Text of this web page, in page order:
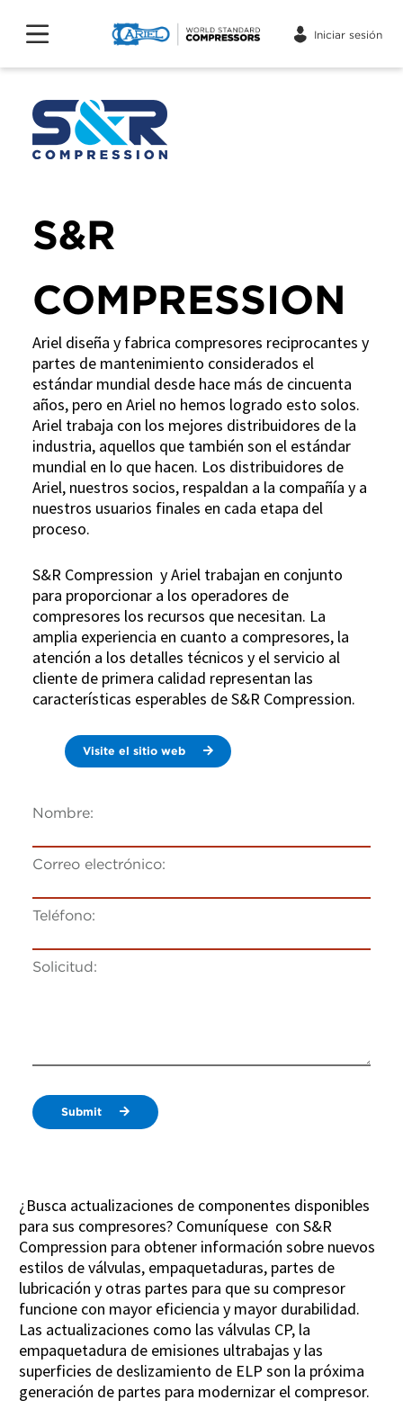
Iniciar sesión
S&R
COMPRESSION
Ariel diseña y fabrica compresores reciprocantes y
partes de mantenimiento considerados el
estándar mundial desde hace más de cincuenta
años, pero en Ariel no hemos logrado esto solos.
Ariel trabaja con los mejores distribuidores de la
industria, aquellos que también son el estándar
mundial en lo que hacen. Los distribuidores de
Ariel, nuestros socios, respaldan a la compañía y a
nuestros usuarios finales en cada etapa del
proceso.
S&R Compression y Ariel trabajan en conjunto
para proporcionar a los operadores de
compresores los recursos que necesitan. La
amplia experiencia en cuanto a compresores, la
atención a los detalles técnicos y el servicio al
cliente de primera calidad representan las
características esperables de S&R Compression.
Visite el sitio web
Nombre:
Correo electrónico:
Teléfono:
Solicitud:
Submit
¿Busca actualizaciones de componentes disponibles
para sus compresores? Comuníquese con S&R
Compression para obtener información sobre nuevos
estilos de válvulas, empaquetaduras, partes de
lubricación y otras partes para que su compresor
funcione con mayor eficiencia y mayor durabilidad.
Las actualizaciones como las válvulas CP, la
empaquetadura de emisiones ultrabajas y las
superficies de deslizamiento de ELP son la próxima
generación de partes para modernizar el compresor.